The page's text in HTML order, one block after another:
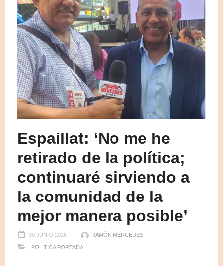
Espaillat: ‘No me he
retirado de la política;
continuaré sirviendo a
la comunidad de la
mejor manera posible’
30 JUNIO 2026 RAMÓN MERCEDES
POLÍTICA PORTADA